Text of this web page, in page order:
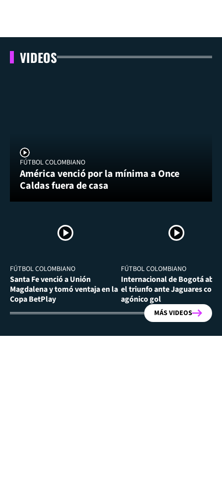
VIDEOS
FÚTBOL COLOMBIANO
América venció por la mínima a Once
Caldas fuera de casa
FÚTBOL COLOMBIANO
Santa Fe venció a Unión
Magdalena y tomó ventaja en la
Copa BetPlay
FÚTBOL COLOMBIANO
Internacional de Bogotá
el triunfo ante Jaguares con
agónico gol
MÁS VIDEOS